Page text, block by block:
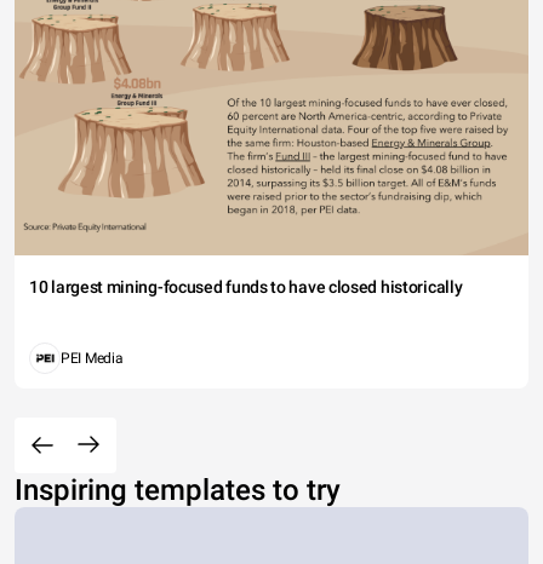
10 largest mining-focused funds to have closed historically
PEI Media
Inspiring templates to try